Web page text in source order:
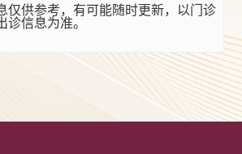
仅供参考，有可能随时更新，以门诊
诊信息为准。